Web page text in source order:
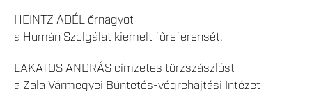
HEINTZ ADÉL őrnagyot
a Humán Szolgálat kiemelt főreferensét,
LAKATOS ANDRÁS címzetes törzszászlóst
a Zala Vármegyei Büntetés-végrehajtási Intézet